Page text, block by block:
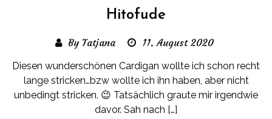
Hitofude
By Tatjana 11. August 2020
Diesen wunderschönen Cardigan wollte ich schon recht
lange stricken…bzw wollte ich ihn haben, aber nicht
unbedingt stricken. 😉 Tatsächlich graute mir irgendwie
davor. Sah nach […]